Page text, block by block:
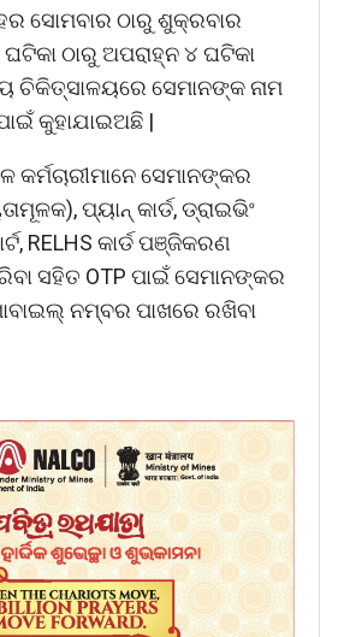
ସୋମବାର ଠାରୁ ଶୁକ୍ରବାର
ଠାରୁ ଅପରାହ୍ନ ୪ ଘଟିକା
ଚିକିତ୍ସାଳୟରେ ସେମାନଙ୍କ ନାମ
କୁହାଯାଇଅଛି |
ସେମାନଙ୍କର
ପ୍ୟାନ୍ କାର୍ଡ, ଡ୍ରାଇଭିଂ
RELHS କାର୍ଡ ପଞ୍ଜିକରଣ
ସହିତ OTP ପାଇଁ ସେମାନଙ୍କର
ନମ୍ବର ପାଖରେ ରଖିବା